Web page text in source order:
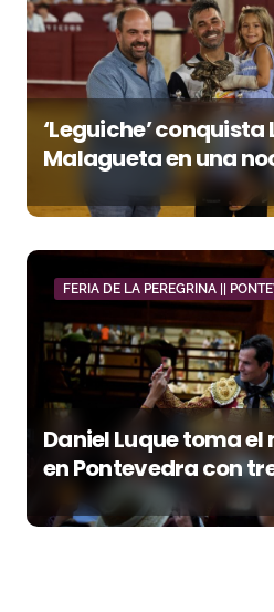
‘Leguiche’ conquista
Malagueta en una
recortes, emoción y
ambiente
FERIA DE LA PEREGRINA ||
Daniel Luque toma
en Pontevedra con
y una Puerta Grande